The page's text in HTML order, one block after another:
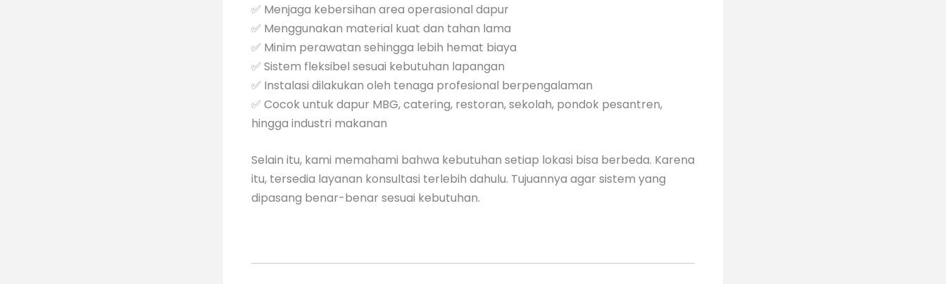
✅ Menjaga kebersihan area operasional dapur
✅ Menggunakan material kuat dan tahan lama
✅ Minim perawatan sehingga lebih hemat biaya
✅ Sistem fleksibel sesuai kebutuhan lapangan
✅ Instalasi dilakukan oleh tenaga profesional berpengalaman
✅ Cocok untuk dapur MBG, catering, restoran, sekolah, pondok pesantren,
hingga industri makanan
Selain itu, kami memahami bahwa kebutuhan setiap lokasi bisa berbeda. Karena
itu, tersedia layanan konsultasi terlebih dahulu. Tujuannya agar sistem yang
dipasang benar-benar sesuai kebutuhan.